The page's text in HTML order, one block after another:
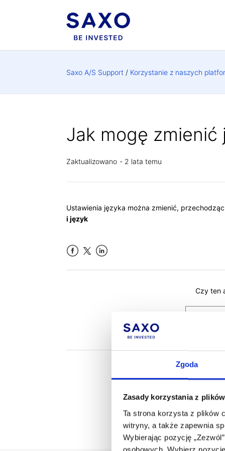
Zgoda
Zasady korzystania z
Ta strona korzysta z plików
witryny, a także zapewnia
Wybierając pozycję
Saxo A/S Support Korzystanie z naszych
Jak mogę
Zaktualizowano 2 lata temu
Ustawienia języka można zmienić,
i język
Czy ten